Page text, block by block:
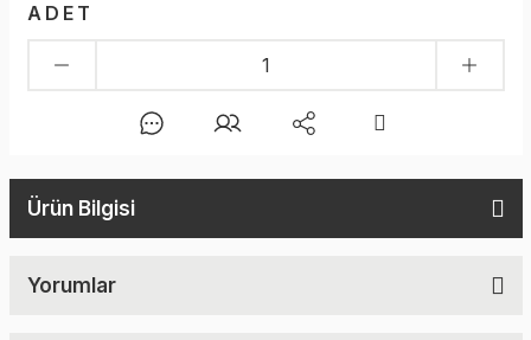
ADET
Ürün Bilgisi
Yorumlar